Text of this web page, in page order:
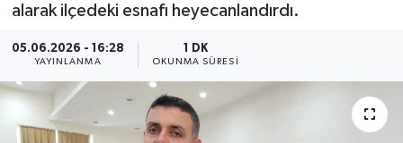
alarak ilçedeki esnafı heyecanlandırdı.
05.06.2026 - 16:28
YAYINLANMA
1 DK
OKUNMA SÜRESI